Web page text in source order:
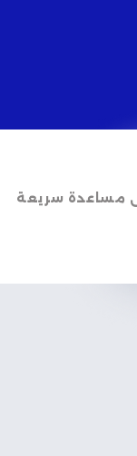
مساعدة سريعة